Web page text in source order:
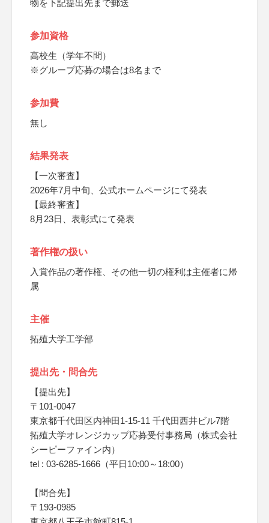
物を下記提出先まで郵送
参加資格
高校生（学年不問）
※グループ応募の場合は8名まで
参加費
無し
結果発表
【一次審査】
2026年7月中旬、公式ホームページにて発表
【最終審査】
8月23日、表彰式にて発表
著作権の扱い
入賞作品の著作権、その他一切の権利は主催者に帰
属
主催
拓殖大学工学部
提出先・問合先
【提出先】
〒101-0047
東京都千代田区内神田1-15-11 千代田西井ビル7階
拓殖大学オレンジカップ応募受付事務局（株式会社
シーピーファイン内）
tel : 03-6285-1666（平日10:00～18:00）
【問合先】
〒193-0985